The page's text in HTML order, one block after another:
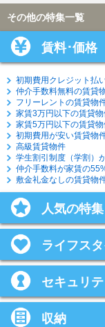
その他の特集一覧
賃料･価格
初期費用クレジット払
仲介手数料無料の賃貸
フリーレントの賃貸物
家賃3万円以下の賃貸物
家賃5万円以下の賃貸物
初期費用が安い賃貸物
高級賃貸物件
学生割引制度（学割）
仲介手数料が家賃の
敷金礼金なしの賃貸物
人気の特集
ライフス
セキュリテ
収納